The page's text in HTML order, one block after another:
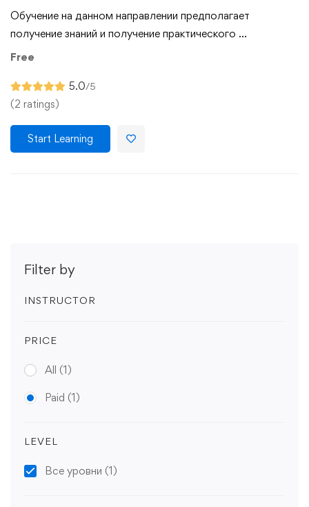
Filter by
INSTRUCTOR
PRICE
All (1)
Paid (1)
LEVEL
Все уровни (1)
Обучение на данном направлении предполагает
получение знаний и получение практического …
Free
5.0/5
(2 ratings)
Start Learning